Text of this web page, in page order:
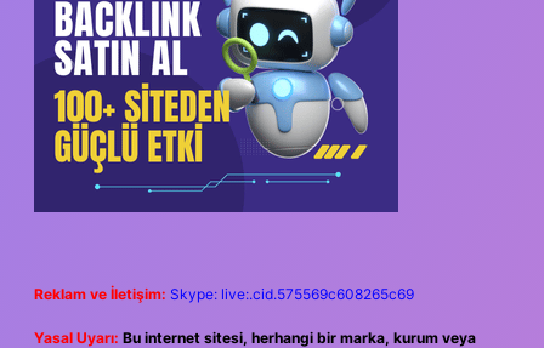
Reklam ve İletişim: Skype: live:.cid.575569c608265c69
Yasal Uyarı: Bu internet sitesi, herhangi bir marka, kurum veya